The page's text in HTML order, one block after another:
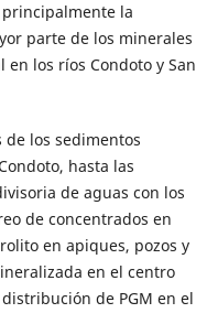
la
parte de los minerales
los ríos Condoto y San
de los sedimentos
hasta las
de aguas con los
de concentrados en
en apiques, pozos y
en el centro
de PGM en el